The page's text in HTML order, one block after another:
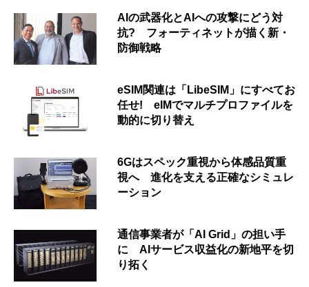
AIの武器化とAIへの攻撃にどう対
抗? フォーティネットが描く新・
防御戦略
eSIM関連は「LibeSIM」にすべてお
任せ! eIMでマルチプロファイルを
動的に切り替え
6Gはスペック重視から体感品質重
視へ 進化を支える正確なシミュレ
ーション
通信事業者が「AI Grid」の担い手
に AIサービス収益化の新地平を切
り拓く